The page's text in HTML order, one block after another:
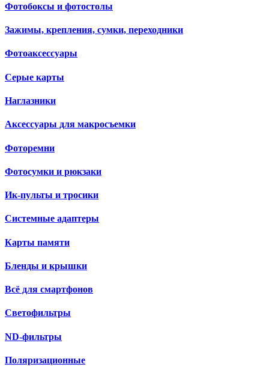
Фотобоксы и фотостолы
Зажимы, крепления, сумки, переходники
Фотоаксессуары
Серые карты
Наглазники
Аксессуары для макросъемки
Фоторемни
Фотосумки и рюкзаки
Ик-пульты и тросики
Системные адаптеры
Карты памяти
Бленды и крышки
Всё для смартфонов
Светофильтры
ND-фильтры
Поляризационные